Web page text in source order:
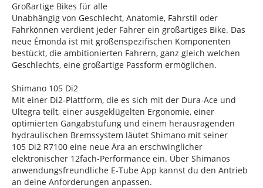
Großartige Bikes für alle
Unabhängig von Geschlecht, Anatomie, Fahrstil oder
Fahrkönnen verdient jeder Fahrer ein großartiges Bike. Das
neue Émonda ist mit größenspezifischen Komponenten
bestückt, die ambitionierten Fahrern, ganz gleich welchen
Geschlechts, eine großartige Passform ermöglichen.
Shimano 105 Di2
Mit einer Di2-Plattform, die es sich mit der Dura-Ace und
Ultegra teilt, einer ausgeklügelten Ergonomie, einer
optimierten Gangabstufung und einem herausragenden
hydraulischen Bremssystem läutet Shimano mit seiner
105 Di2 R7100 eine neue Ära an erschwinglicher
elektronischer 12fach-Performance ein. Über Shimanos
anwendungsfreundliche E-Tube App kannst du den Antrieb
an deine Anforderungen anpassen.